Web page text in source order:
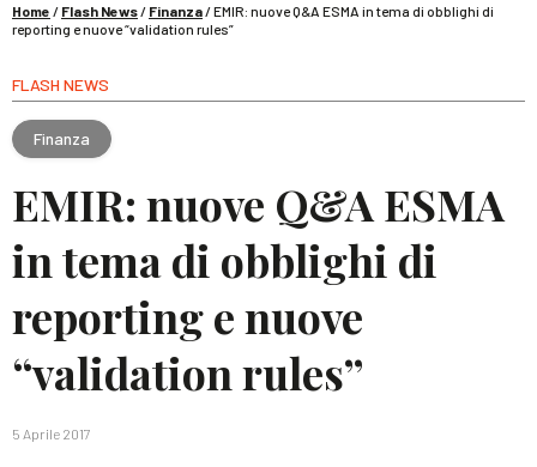
Home / Flash News/ Finanza/EMIR: nuove Q&A ESMA in tema di obblighi di
reporting e nuove “validation rules”
FLASH NEWS
Finanza
EMIR: nuove Q&A ESMA
in tema di obblighi di
reporting e nuove
“validation rules”
5 Aprile 2017